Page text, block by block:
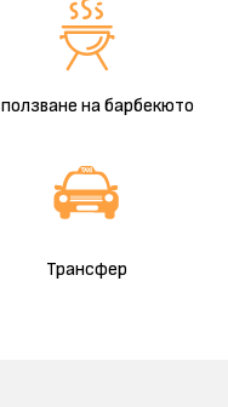
на барбекюто
Трансфер